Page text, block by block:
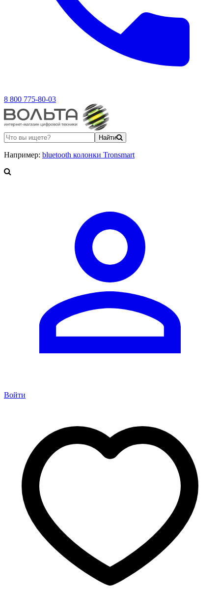
8 800 775-80-03
Найти
Например: bluetooth колонки Tronsmart
Войти